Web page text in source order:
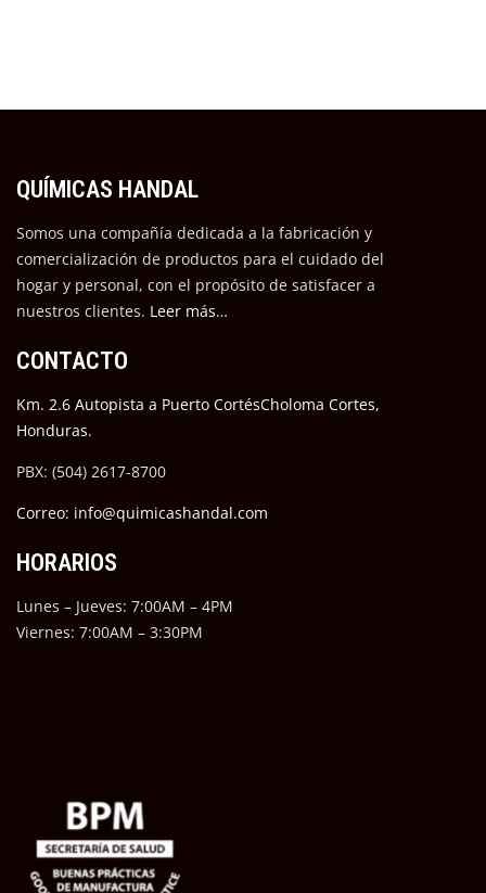
QUÍMICAS HANDAL
Somos una compañía dedicada a la fabricación y
comercialización de productos para el cuidado del
hogar y personal, con el propósito de satisfacer a
nuestros clientes. Leer más…
CONTACTO
Km. 2.6 Autopista a Puerto CortésCholoma Cortes,
Honduras.
PBX: (504) 2617-8700
Correo: info@quimicashandal.com
HORARIOS
Lunes – Jueves: 7:00AM – 4PM
Viernes: 7:00AM – 3:30PM